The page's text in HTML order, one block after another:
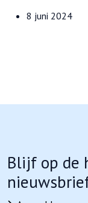
8 juni 2024
Blijf op de